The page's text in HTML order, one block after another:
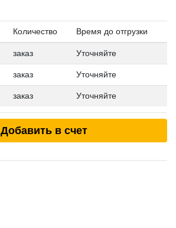
Количество Время до отгрузки
заказ Уточняйте
заказ Уточняйте
заказ Уточняйте
Добавить в счет